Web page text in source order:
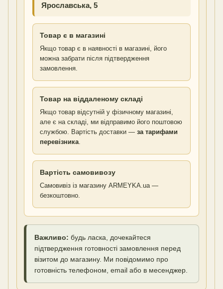
Ярославська, 5
Товар є в магазині
Якщо товар є в наявності в магазині, його
можна забрати після підтвердження
замовлення.
Товар на віддаленому складі
Якщо товар відсутній у фізичному магазині,
але є на складі, ми відправимо його поштовою
службою. Вартість доставки — за тарифами
перевізника
Вартість самовивозу
Самовивіз із магазину ARMEYKA.ua —
безкоштовно.
Важливо: будь ласка, дочекайтеся
підтвердження готовності замовлення перед
візитом до магазину. Ми повідомимо про
готовність телефоном, email або в месенджер.